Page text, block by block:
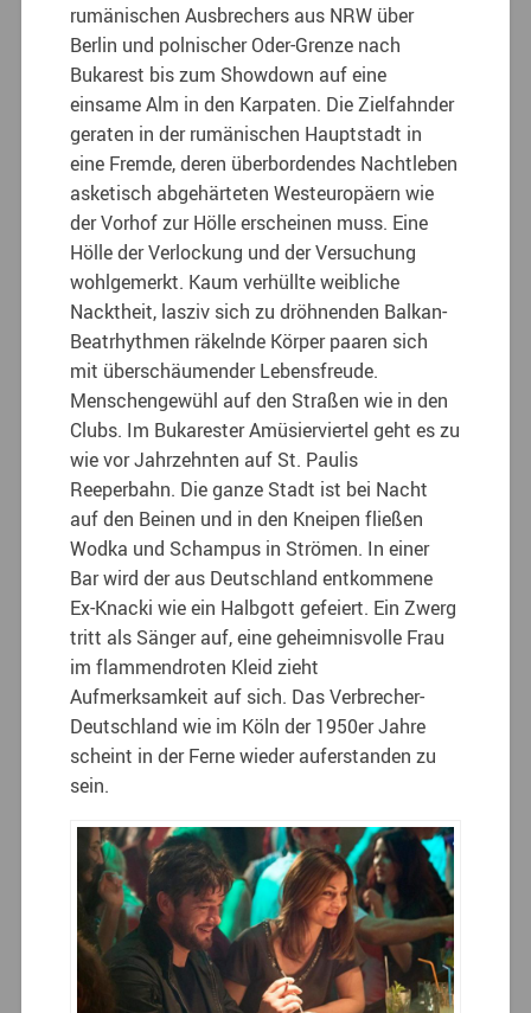
rumänischen Ausbrechers aus NRW über
Berlin und polnischer Oder-Grenze nach
Bukarest bis zum Showdown auf eine
einsame Alm in den Karpaten. Die Zielfahnder
geraten in der rumänischen Hauptstadt in
eine Fremde, deren überbordendes Nachtleben
asketisch abgehärteten Westeuropäern wie
der Vorhof zur Hölle erscheinen muss. Eine
Hölle der Verlockung und der Versuchung
wohlgemerkt. Kaum verhüllte weibliche
Nacktheit, lasziv sich zu dröhnenden Balkan-
Beatrhythmen räkelnde Körper paaren sich
mit überschäumender Lebensfreude.
Menschengewühl auf den Straßen wie in den
Clubs. Im Bukarester Amüsierviertel geht es zu
wie vor Jahrzehnten auf St. Paulis
Reeperbahn. Die ganze Stadt ist bei Nacht
auf den Beinen und in den Kneipen fließen
Wodka und Schampus in Strömen. In einer
Bar wird der aus Deutschland entkommene
Ex-Knacki wie ein Halbgott gefeiert. Ein Zwerg
tritt als Sänger auf, eine geheimnisvolle Frau
im flammendroten Kleid zieht
Aufmerksamkeit auf sich. Das Verbrecher-
Deutschland wie im Köln der 1950er Jahre
scheint in der Ferne wieder auferstanden zu
sein.